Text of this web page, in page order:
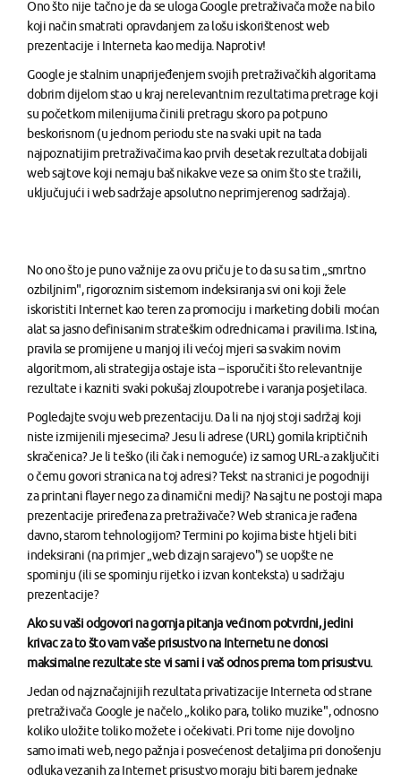
Ono što nije tačno je da se uloga Google pretraživača može na bilo
koji način smatrati opravdanjem za lošu iskorištenost web
prezentacije i Interneta kao medija. Naprotiv!
Google je stalnim unaprijeđenjem svojih pretraživačkih algoritama
dobrim dijelom stao u kraj nerelevantnim rezultatima pretrage koji
su početkom milenijuma činili pretragu skoro pa potpuno
beskorisnom (u jednom periodu ste na svaki upit na tada
najpoznatijim pretraživačima kao prvih desetak rezultata dobijali
web sajtove koji nemaju baš nikakve veze sa onim što ste tražili,
uključujući i web sadržaje apsolutno neprimjerenog sadržaja).
No ono što je puno važnije za ovu priču je to da su sa tim „smrtno
ozbiljnim", rigoroznim sistemom indeksiranja svi oni koji žele
iskoristiti Internet kao teren za promociju i marketing dobili moćan
alat sa jasno definisanim strateškim odrednicama i pravilima. Istina,
pravila se promijene u manjoj ili većoj mjeri sa svakim novim
algoritmom, ali strategija ostaje ista – isporučiti što relevantnije
rezultate i kazniti svaki pokušaj zloupotrebe i varanja posjetilaca.
Pogledajte svoju web prezentaciju. Da li na njoj stoji sadržaj koji
niste izmijenili mjesecima? Jesu li adrese (URL) gomila kriptičnih
skračenica? Je li teško (ili čak i nemoguće) iz samog URL-a zaključiti
o čemu govori stranica na toj adresi? Tekst na stranici je pogodniji
za printani flayer nego za dinamični medij? Na sajtu ne postoji mapa
prezentacije priređena za pretraživače? Web stranica je rađena
davno, starom tehnologijom? Termini po kojima biste htjeli biti
indeksirani (na primjer „web dizajn sarajevo") se uopšte ne
spominju (ili se spominju rijetko i izvan konteksta) u sadržaju
prezentacije?
Ako su vaši odgovori na gornja pitanja većinom potvrdni, jedini
krivac za to što vam vaše prisustvo na Internetu ne donosi
maksimalne rezultate ste vi sami i vaš odnos prema tom prisustvu.
Jedan od najznačajnijih rezultata privatizacije Interneta od strane
pretraživača Google je načelo „koliko para, toliko muzike", odnosno
koliko uložite toliko možete i očekivati. Pri tome nije dovoljno
samo imati web, nego pažnja i posvećenost detaljima pri donošenju
odluka vezanih za Internet prisustvo moraju biti barem jednake